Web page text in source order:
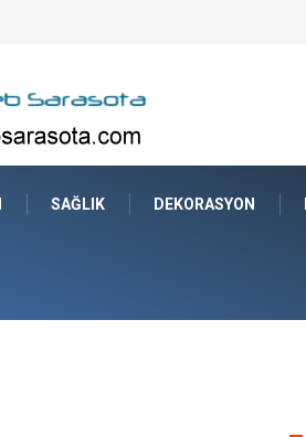
SAĞLIK DEKORASYON